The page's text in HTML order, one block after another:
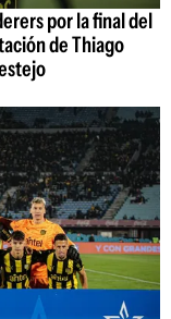
por la final del
de Thiago